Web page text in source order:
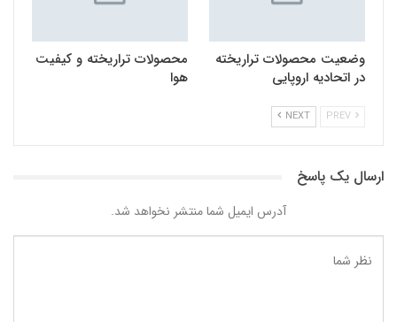
وضعیت محصولات تراریخته
در اتحادیه اروپایی
محصولات تراریخته و کیفیت
هوا
NEXT
ارسال یک پاسخ
آدرس ایمیل شما منتشر نخواهد شد.